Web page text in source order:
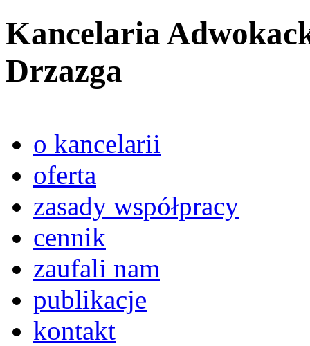
Kancelaria
Drzazga
o kancelarii
oferta
zasady współpracy
cennik
zaufali nam
publikacje
kontakt